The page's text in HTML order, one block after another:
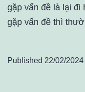
gặp vấn đề là lại đi
gặp vấn đề thì
Published 22/02/2024